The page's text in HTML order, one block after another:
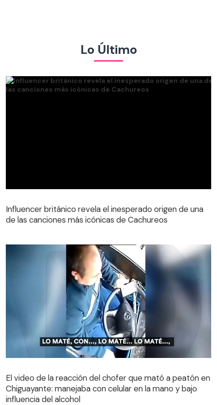
Lo Último
Influencer británico revela el inesperado origen de una
de las canciones más icónicas de Cachureos
Chiguayante: manejaba con celular en la mano y bajo
influencia del alcohol
El video de la reacción del chofer que mató a peatón en
Chiguayante: manejaba con celular en la mano y bajo
influencia del alcohol